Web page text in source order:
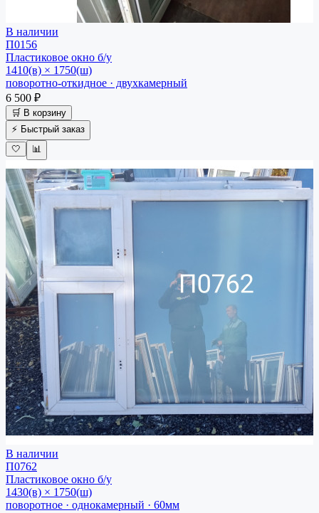
В наличии
П0156
Пластиковое окно б/у
1410(в) × 1750(ш)
поворотно-откидное · двухкамерный
6 500 ₽
🛒 В корзину
⚡ Быстрый заказ
🤍
📊
В наличии
П0762
Пластиковое окно б/у
1430(в) × 1750(ш)
поворотное · однокамерный · 60мм